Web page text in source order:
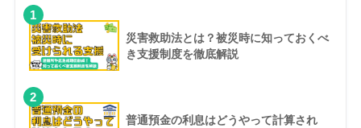
1
災害救助法とは？被災時に知っておくべ
き支援制度を徹底解説
2
普通預金の利息はどうやって計算され